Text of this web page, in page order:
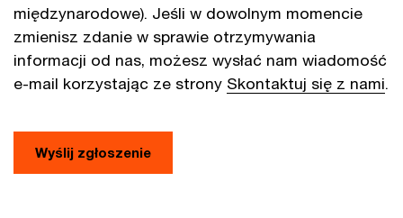
międzynarodowe). Jeśli w dowolnym momencie
zmienisz zdanie w sprawie otrzymywania
informacji od nas, możesz wysłać nam wiadomość
e-mail korzystając ze strony Skontaktuj się z nami.
Wyślij zgłoszenie